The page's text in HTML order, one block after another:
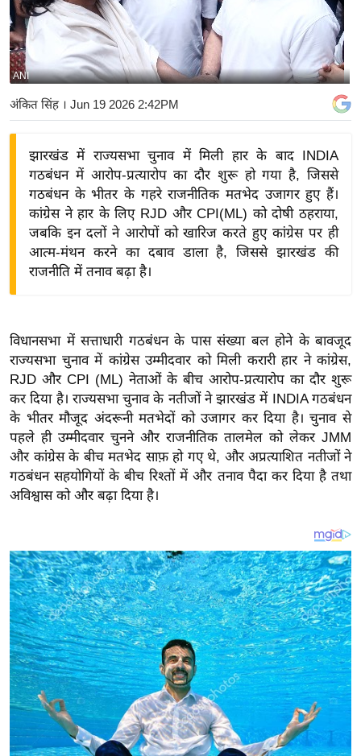
र्रा
ष्ट्री
य
बि
ज़
ने
द्यो
ष
ज्ञ
रा
य
ब
ज
ट
खे
के
ट
I
P
L
2
0
2
ANI
अंकित सिंह। Jun 19 2026 2:42PM
झारखंड में राज्यसभा चुनाव में मिली हार के बाद INDIA
गठबंधन में आरोप-प्रत्यारोप का दौर शुरू हो गया है, जिससे
गठबंधन के भीतर के गहरे राजनीतिक मतभेद उजागर हुए हैं।
कांग्रेस ने हार के लिए RJD और CPI(ML) को दोषी ठहराया,
जबकि इन दलों ने आरोपों को खारिज करते हुए कांग्रेस पर ही
आत्म-मंथन करने का दबाव डाला है, जिससे झारखंड की
राजनीति में तनाव बढ़ा है।
विधानसभा में सत्ताधारी गठबंधन के पास संख्या बल होने के बावजूद
राज्यसभा चुनाव में कांग्रेस उम्मीदवार को मिली करारी हार ने कांग्रेस,
RJD और CPI (ML) नेताओं के बीच आरोप-प्रत्यारोप का दौर शुरू
कर दिया है। राज्यसभा चुनाव के नतीजों ने झारखंड में INDIA गठबंधन
के भीतर मौजूद अंदरूनी मतभेदों को उजागर कर दिया है। चुनाव से
पहले ही उम्मीदवार चुनने और राजनीतिक तालमेल को लेकर JMM
और कांग्रेस के बीच मतभेद साफ़ हो गए थे, और अप्रत्याशित नतीजों ने
गठबंधन सहयोगियों के बीच रिश्तों में और तनाव पैदा कर दिया है तथा
अविश्वास को और बढ़ा दिया है।